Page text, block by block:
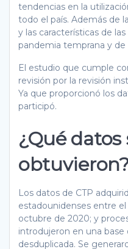
tendencias en la
todo el país. Además de
y las características de
pandemia temprana y de
El estudio que cumple
revisión por la revisión
Ya que proporcionó los
participó.
¿Qué datos
Los datos de CTP
estadounidenses entre el
octubre de 2020; y
introdujeron en una
desduplicada. Se